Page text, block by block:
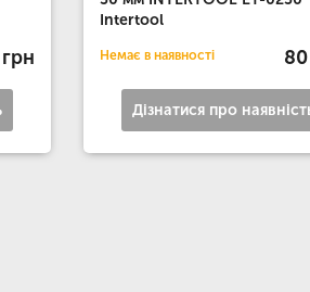
Intertool
Немає в наявності
Дізнатися про